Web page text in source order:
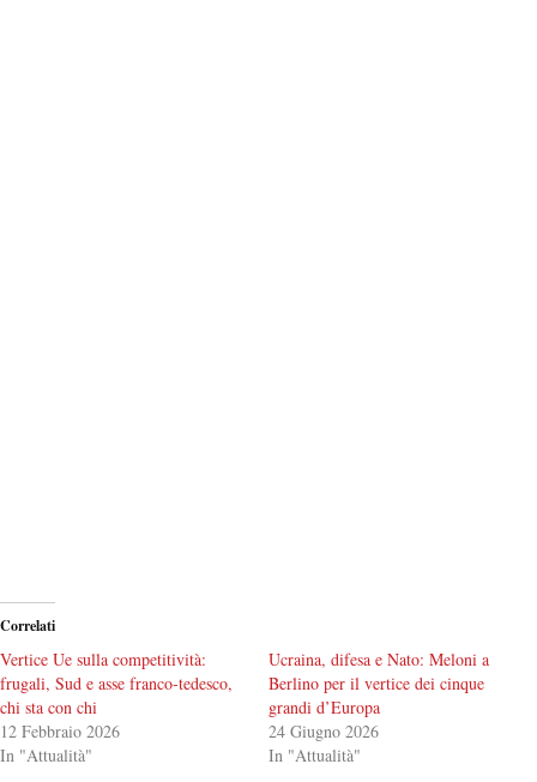
Correlati
Vertice Ue sulla competitività:
frugali, Sud e asse franco-tedesco,
chi sta con chi
12 Febbraio 2026
In "Attualità"
Ucraina, difesa e Nato: Meloni a
Berlino per il vertice dei cinque
grandi d’Europa
24 Giugno 2026
In "Attualità"